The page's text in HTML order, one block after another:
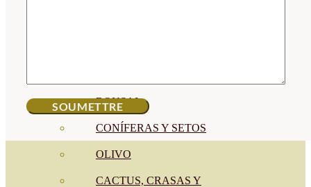
BONSAI
CONÍFERAS Y SETOS
OLIVO
CACTUS, CRASAS Y